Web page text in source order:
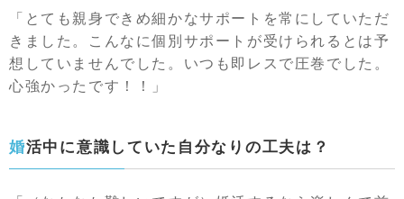
「とても親身できめ細かなサポートを常にしていただ
きました。こんなに個別サポートが受けられるとは予
想していませんでした。いつも即レスで圧巻でした。
心強かったです！！」
婚活中に意識していた自分なりの工夫は？